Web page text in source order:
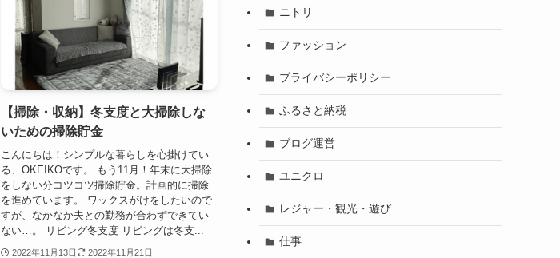
【掃除・収納】冬支度と大掃除しな
いための掃除貯金
こんにちは！シンプルな暮らしを心掛けてい
る、OKEIKOです。 もう11月！年末に大掃除
をしない分コツコツ掃除貯金。計画的に掃除
を進めています。 ワックスがけをしたいので
すが、なかなか夫との勤務が合わずできてい
ない…。 リビング冬支度 リビングは冬支...
2022年11月13日 2022年11月21日
ニトリ
ファッション
プライバシーポリシー
ふるさと納税
ブログ運営
ユニクロ
レジャー・観光・遊び
仕事